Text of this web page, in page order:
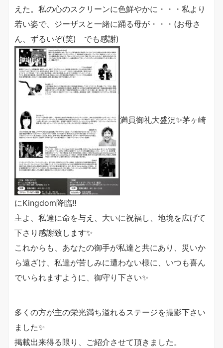
えた。私の心のスクリーンに色鮮やかに・・・私より
若い姿で、ジーザスと一緒に踊る母が・・・(お母さ
ん、ずるいぞ(笑) でも感謝)
満員御礼大盛況✨茅ヶ崎
にKingdom降臨‼️
主よ、私達に命を与え、大いに祝福し、地境を広げて
下さり感謝致します✨
これからも、あなたの御手が私達と共にあり、災いか
ら遠ざけ、私達が苦しみに遭わない様に、いつも喜ん
でいられますように、御守り下さい✨
多くの方が主の栄光満ち溢れるステージを撮影下さい
ました✨
掲載出来得る限り、ご紹介させて頂きました。